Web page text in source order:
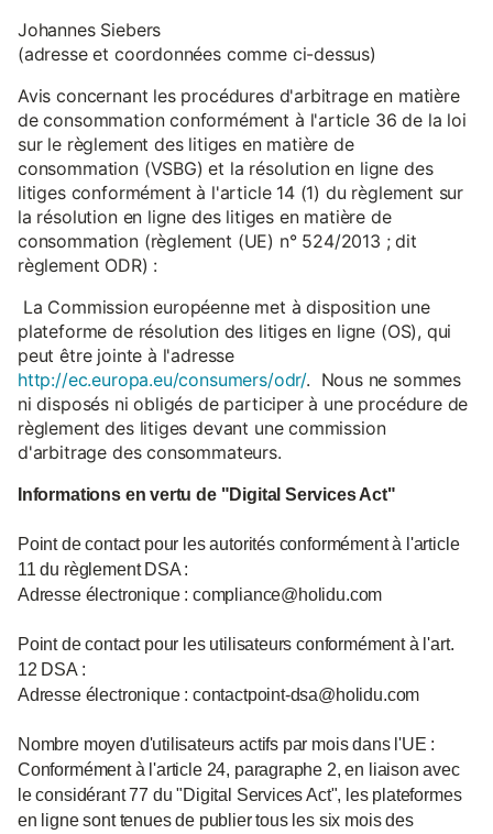
Johannes Siebers
(adresse et coordonnées comme ci-dessus)
Avis concernant les procédures d'arbitrage en matière
de consommation conformément à l'article 36 de la loi
sur le règlement des litiges en matière de
consommation (VSBG) et la résolution en ligne des
litiges conformément à l'article 14 (1) du règlement sur
la résolution en ligne des litiges en matière de
consommation (règlement (UE) n° 524/2013 ; dit
règlement ODR) :
La Commission européenne met à disposition une
plateforme de résolution des litiges en ligne (OS), qui
peut être jointe à l'adresse
http://ec.europa.eu/consumers/odr/. Nous ne sommes
ni disposés ni obligés de participer à une procédure de
règlement des litiges devant une commission
d'arbitrage des consommateurs.
Informations en vertu de "Digital Services Act"
Point de contact pour les autorités conformément à l'article
11 du règlement DSA :
Adresse électronique : compliance@holidu.com
Point de contact pour les utilisateurs conformément à l'art.
12 DSA :
Adresse électronique : contactpoint-dsa@holidu.com
Nombre moyen d'utilisateurs actifs par mois dans l'UE :
Conformément à l'article 24, paragraphe 2, en liaison avec
le considérant 77 du "Digital Services Act", les plateformes
en ligne sont tenues de publier tous les six mois des